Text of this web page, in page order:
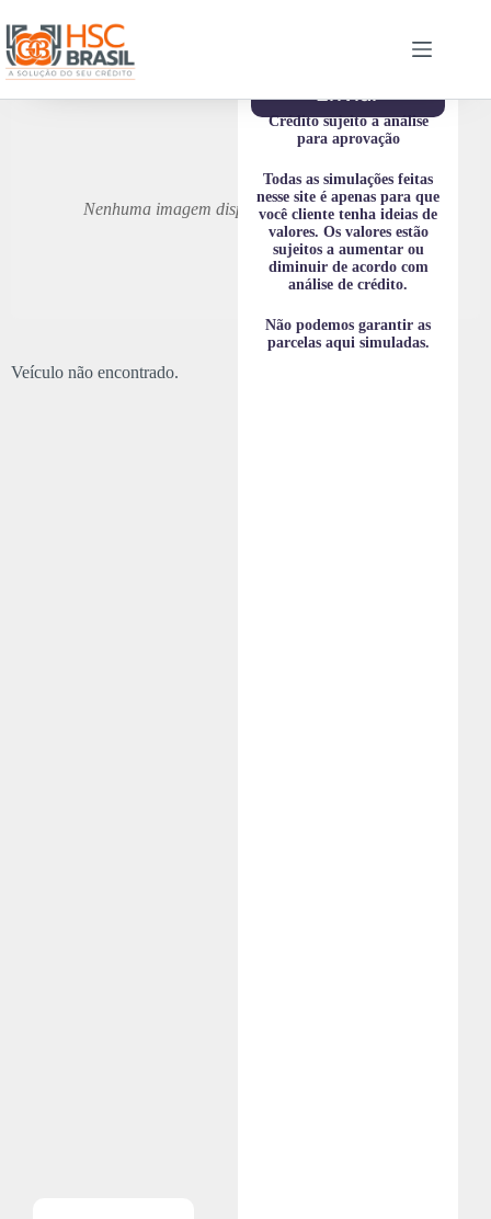
Nenhuma imagem disponível para este veículo
Veículo não encontrado.
o
o
Enviar
Crédito sujeito a análise
para aprovação
Todas as simulações feitas
nesse site é apenas para que
você cliente tenha ideias de
valores. Os valores estão
sujeitos a aumentar ou
diminuir de acordo com
análise de crédito.
Não podemos garantir as
parcelas aqui simuladas.